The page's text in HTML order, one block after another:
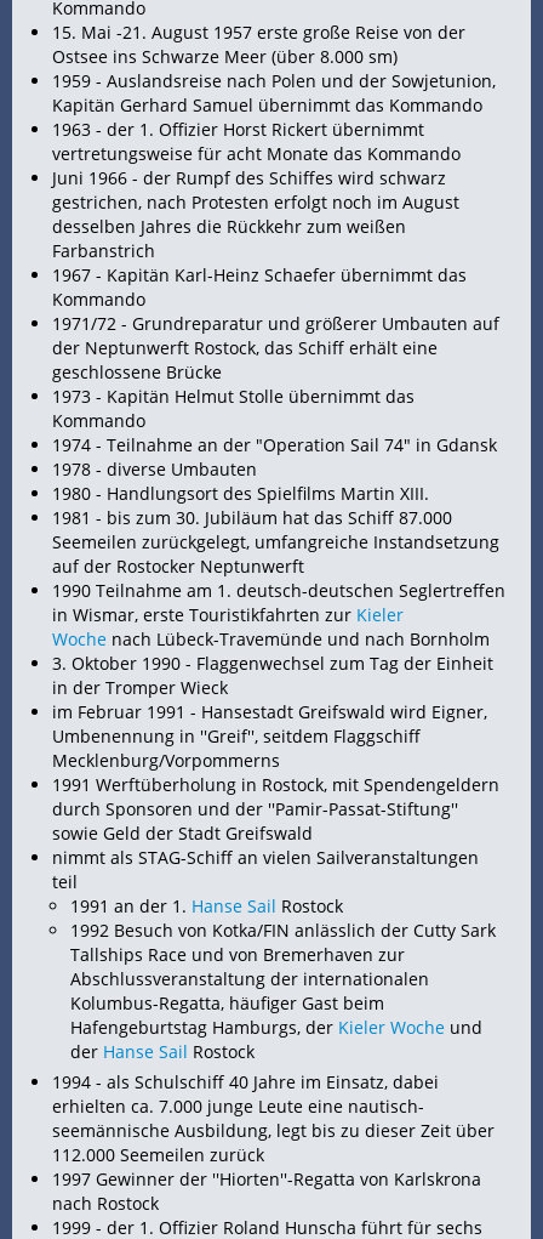
Kommando
15. Mai -21. August 1957 erste große Reise von der
Ostsee ins Schwarze Meer (über 8.000 sm)
1959 - Auslandsreise nach Polen und der Sowjetunion,
Kapitän Gerhard Samuel übernimmt das Kommando
1963 - der 1. Offizier Horst Rickert übernimmt
vertretungsweise für acht Monate das Kommando
Juni 1966 - der Rumpf des Schiffes wird schwarz
gestrichen, nach Protesten erfolgt noch im August
desselben Jahres die Rückkehr zum weißen
Farbanstrich
1967 - Kapitän Karl-Heinz Schaefer übernimmt das
Kommando
1971/72 - Grundreparatur und größerer Umbauten auf
der Neptunwerft Rostock, das Schiff erhält eine
geschlossene Brücke
1973 - Kapitän Helmut Stolle übernimmt das
Kommando
1974 - Teilnahme an der "Operation Sail 74" in Gdansk
1978 - diverse Umbauten
1980 - Handlungsort des Spielfilms Martin XIII.
1981 - bis zum 30. Jubiläum hat das Schiff 87.000
Seemeilen zurückgelegt, umfangreiche Instandsetzung
auf der Rostocker Neptunwerft
1990 Teilnahme am 1. deutsch-deutschen Seglertreffen
in Wismar, erste Touristikfahrten zur Kieler
Woche nach Lübeck-Travemünde und nach Bornholm
3. Oktober 1990 - Flaggenwechsel zum Tag der Einheit
in der Tromper Wieck
im Februar 1991 - Hansestadt Greifswald wird Eigner,
Umbenennung in ''Greif'', seitdem Flaggschiff
Mecklenburg/Vorpommerns
1991 Werftüberholung in Rostock, mit Spendengeldern
durch Sponsoren und der ''Pamir-Passat-Stiftung''
sowie Geld der Stadt Greifswald
nimmt als STAG-Schiff an vielen Sailveranstaltungen
teil
1991 an der 1. Hanse Sail Rostock
1992 Besuch von Kotka/FIN anlässlich der Cutty Sark
Tallships Race und von Bremerhaven zur
Abschlussveranstaltung der internationalen
Kolumbus-Regatta, häufiger Gast beim
Hafengeburtstag Hamburgs, der Kieler Woche und
der Hanse Sail Rostock
1994 - als Schulschiff 40 Jahre im Einsatz, dabei
erhielten ca. 7.000 junge Leute eine nautisch-
seemännische Ausbildung, legt bis zu dieser Zeit über
112.000 Seemeilen zurück
1997 Gewinner der ''Hiorten''-Regatta von Karlskrona
nach Rostock
1999 - der 1. Offizier Roland Hunscha führt für sechs